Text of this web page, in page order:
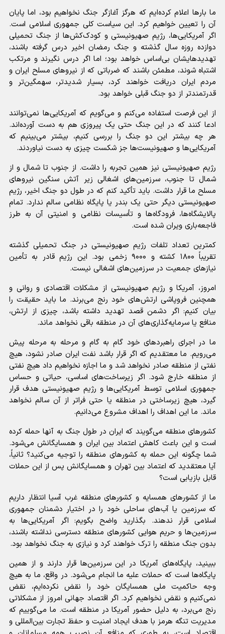
ما بار‌ها اعلام کرده‌ایم که هرگز آغازگر جنگ نخواهیم بود، اما پایان
آن را تعیین خواهیم کرد. این سیاست کلی جمهوری اسلامی است.
اگر آمریکایی‌ها، رژیم صهیونیستی و کودک‌کش‌ها از جنگ تحمیلی
دوازده روزه سال گذشته و جنگ رمضان اخیر درس گرفته باشند،
تهدیدهایشان بی‌اساس خواهد بود؛ اما اگر درس نگیرند و مرتکب
اشتباه شوند، مطمئن باشند که ضرباتی که از نیرو‌های مسلح ایران و
مردم ایران دریافت خواهند کرد، بسیار شدیدتر، سهمگین‌تر و
قدرتمندتر از دو جنگ قبلی خواهد بود.
از این فرصت استفاده می‌کنم و می‌گویم که آمریکایی‌ها نمی‌توانند
ادعا کنند که در این جنگ حتی یک پیروزی هم به دست آورده‌اند.
هر چه بیشتر این دو جنگ را بررسی کنیم، بیشتر می‌بینیم که
آمریکایی‌ها و صهیونیست‌ها جز شکست چیزی به دست نیاوردند.
رژیم صهیونیستی نیز همین تجربه را داشت. از جنوب تا شمال و از
شمال تا جنوب، سرزمین‌های اشغالی زیر آتش سنگین نیرو‌های
مسلح ما قرار داشت. باید تأکید کنم که در طول دو جنگ اخیر، رژیم
صهیونیستی دیگر حتی یک بندر یا پایگاه نظامی سالم ندارد. تمام
پالایشگاه‌ها، فرودگاه‌ها و تأسیسات نظامی و امنیتی آن به طرز
فاجعه‌باری ویران شده است.
کمترین تعداد تلفات رژیم صهیونیستی در جنگ تحمیلی گذشته
تقریباً ۱۸۰۰ کشته و ۹۰۰۰ زخمی بود. این رژیم قادر به تأمین
نیاز‌های جمعیت در سرزمین‌های اشغالی نیست.
امروز، آمریکا و رژیم صهیونیستی از مشکلات اقتصادی و روانی و
همچنین فروپاشی ارتش‌های خود رنج می‌برند. ما باید حقیقت را
بیان کنیم: اگر دشمن قصد تهدید داشته باشد، چیزی از ارتش،
منافع یا سرمایه‌گذاری‌های آن در منطقه باقی نخواهد ماند.
ما در اجرای راهبرد‌های خود گام به گام و مرحله به مرحله پیش
می‌رویم. ما معتقدیم که اگر قرار باشد نفت ایران صادر نشود، هیچ
نفتی از منطقه صادر نخواهد شد و ما اجازه نخواهیم داد هیچ نفتی
از منطقه خارج شود. اگر زیرساخت‌های اساسی، حیاتی و حساس
جمهوری اسلامی توسط آمریکایی‌ها و رژیم صهیونیستی هدف قرار
گیرد، هیچ زیرساختی در منطقه یا حتی فراتر از آن سالم نخواهد
ماند. ما این اهداف را اهداف مشروع می‌دانیم.
کشور‌های منطقه می‌گویند که ایران در طول جنگ به آنها حمله کرده
است و این باعث کاهش اعتماد بین ایران و همسایگانش می‌شود.
شما چگونه این حمله به کشور‌های منطقه را توجیه می‌کنید؟ ثانیاً،
آیا معتقدید که اعتماد بین تهران و همسایگانش پس از این حملات
قابل بازیابی است؟
ما از کشور‌های همسایه و کشور‌های منطقه غرب آسیا انتظار داریم
که سرزمین یا آب‌های ساحلی خود را در اختیار دشمنان جمهوری
اسلامی قرار ندهند. بگذارید واضح بگویم: اگر آمریکایی‌ها به
سرزمین‌ها و حریم هوایی کشور‌های منطقه دسترسی نداشته باشند،
بدون جنگ منطقه را ترک خواهند کرد و نیازی به جنگ نخواهد بود.
ببینید، پایگاه‌های آمریکا در این سرزمین‌ها قرار دارند و از همین
پایگاه‌ها است که حملات علیه ما انجام می‌شود. در واقع، ما به هیچ
وجه حاکمیت ملی همسایگان خود را نقض نکرده‌ایم، نقض
نمی‌کنیم و نقض نخواهیم کرد. اگر اقتصاد جهانی امروز از مشکلاتی
رنج می‌برد، به دلیل حضور آمریکا در منطقه است. ما می‌گوییم که
مدیریت تنگه هرمز با هدف ایجاد امنیت و حفظ تجارت بین‌المللی و